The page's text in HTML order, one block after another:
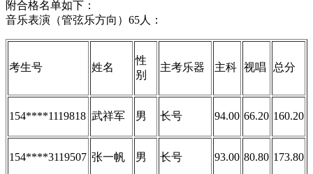
附合格名单如下：
音乐表演（管弦乐方向）65人：
考生号 姓名
性
别
主考乐器 主科 视唱 总分
154****1119818 武祥军 男 长号 94.00 66.20 160.20
154****3119507 张一帆 男 长号 93.00 80.80 173.80